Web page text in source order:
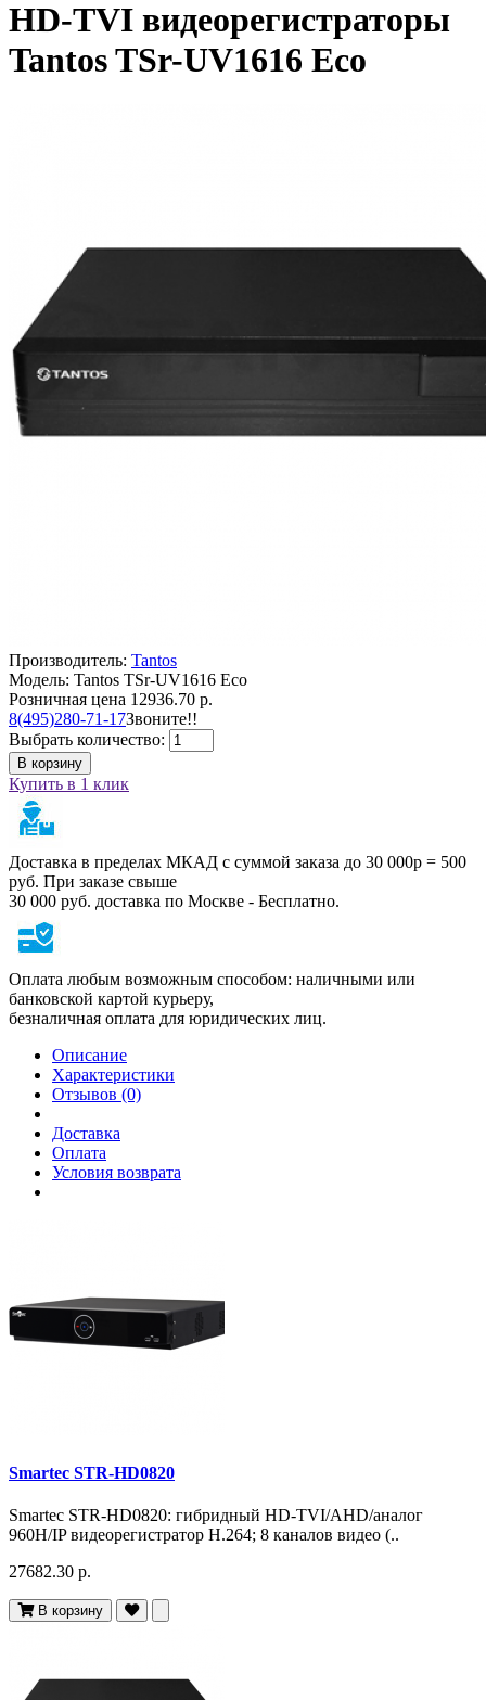
HD-TVI видеорегистраторы
Tantos TSr-UV1616 Eco
Производитель: Tantos
Модель: Tantos TSr-UV1616 Eco
Розничная цена 12936.70 р.
8(495)280-71-17Звоните!!
Выбрать количество:
В корзину
Купить в 1 клик
Доставка в пределах МКАД с суммой заказа до 30 000р = 500
руб. При заказе свыше
30 000 руб. доставка по Москве - Бесплатно.
Оплата любым возможным способом: наличными или
банковской картой курьеру,
безналичная оплата для юридических лиц.
Описание
Характеристики
Отзывов (0)
Доставка
Оплата
Условия возврата
Smartec STR-HD0820
Smartec STR-HD0820: гибридный HD-TVI/AHD/аналог
960H/IP видеорегистратор H.264; 8 каналов видео (..
27682.30 р.
В корзину